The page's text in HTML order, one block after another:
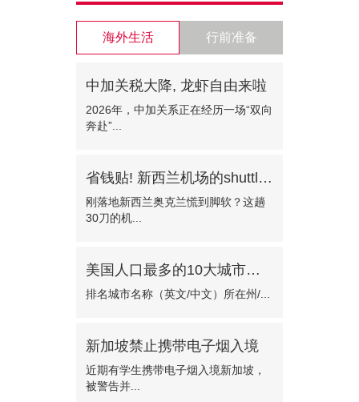
海外生活 行前准备
中加关税大降, 龙虾自由来啦
2026年，中加关系正在经历一场“双向
奔赴”...
省钱贴! 新西兰机场的shuttle bus!—门对门只需30纽币
刚落地新西兰奥克兰慌到脚软？这趟
30刀的机...
美国人口最多的10大城市有哪些?
排名城市名称（英文/中文）所在州/...
新加坡禁止携带电子烟入境
近期有学生携带电子烟入境新加坡，
被警告并...